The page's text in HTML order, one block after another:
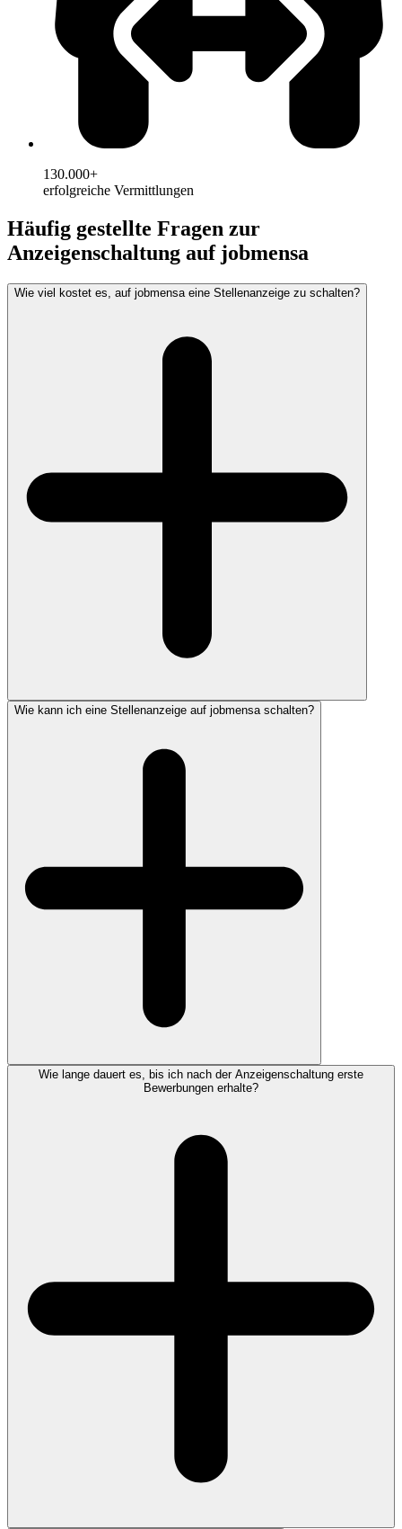
130.000+
erfolgreiche Vermittlungen
Häufig gestellte Fragen zur
Anzeigenschaltung auf jobmensa
Wie viel kostet es, auf jobmensa eine Stellenanzeige zu schalten?
Wie kann ich eine Stellenanzeige auf jobmensa schalten?
Wie lange dauert es, bis ich nach der Anzeigenschaltung erste
Bewerbungen erhalte?